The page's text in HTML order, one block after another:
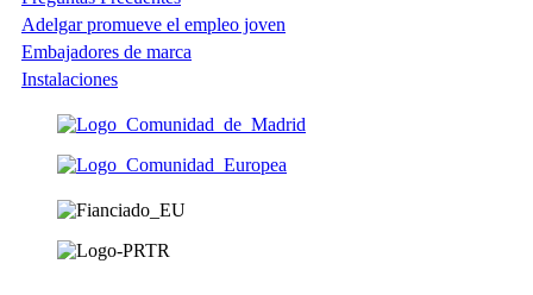
Adelgar promueve el empleo joven
Embajadores de marca
Instalaciones